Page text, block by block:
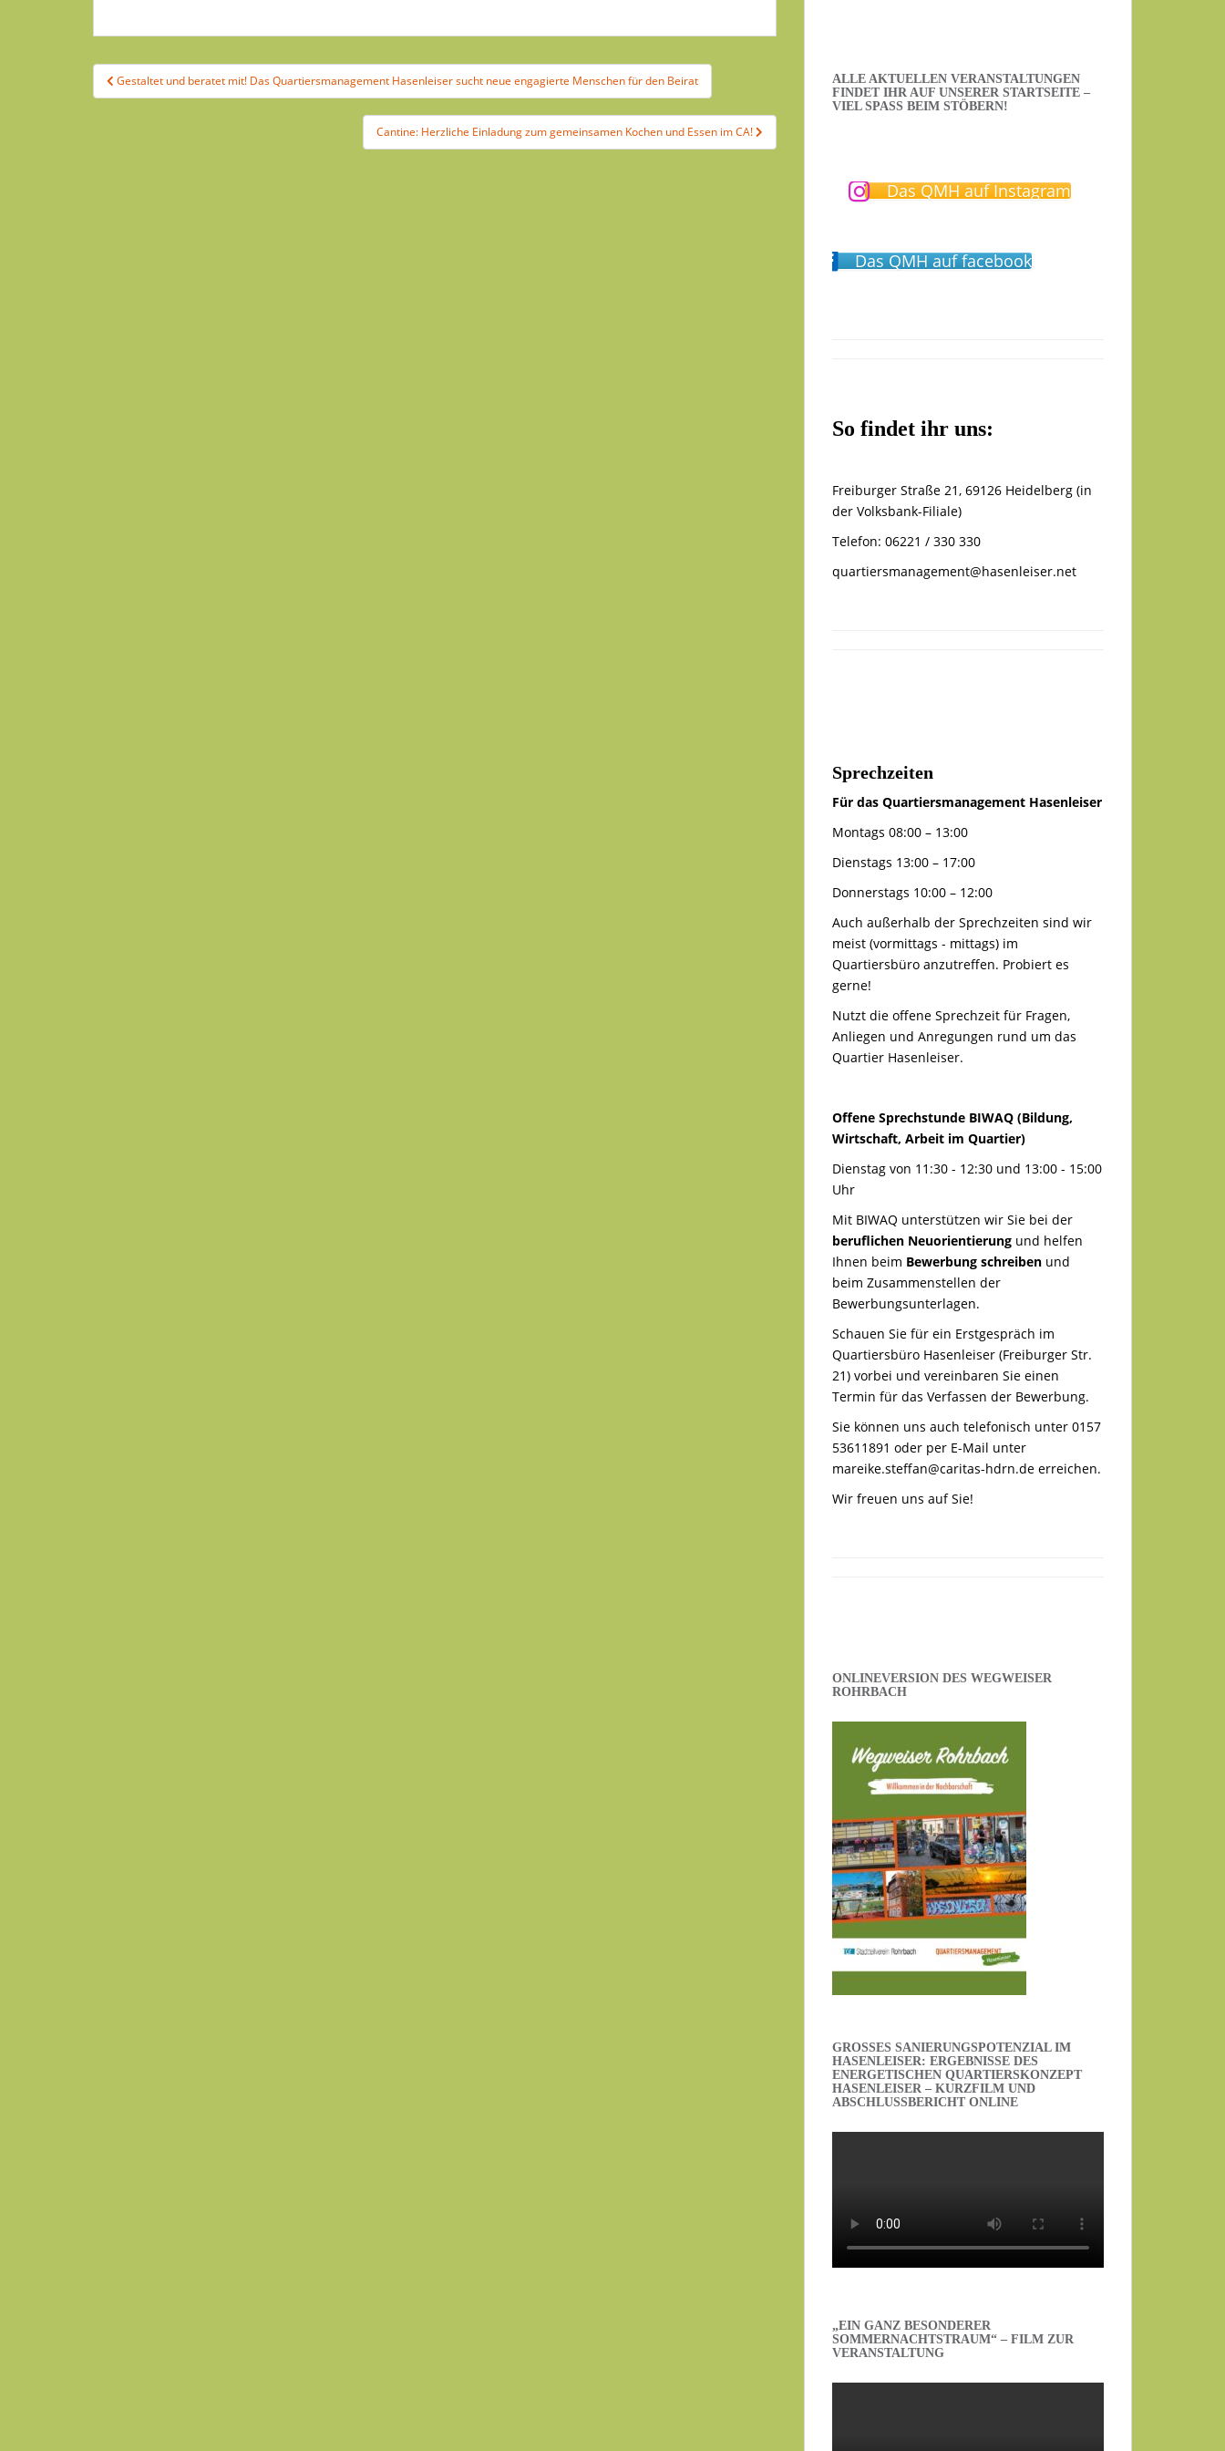
Beitragsnavigation
Gestaltet und beratet mit! Das Quartiersmanagement Hasenleiser sucht neue engagierte Menschen für den Beirat
Cantine: Herzliche Einladung zum gemeinsamen Kochen und Essen im CA!
ALLE AKTUELLEN VERANSTALTUNGEN
FINDET IHR AUF UNSERER STARTSEITE –
VIEL SPASS BEIM STÖBERN!
Das QMH auf Instagram
Das QMH auf facebook
So findet ihr uns:
Freiburger Straße 21, 69126 Heidelberg (in
der Volksbank-Filiale)
Telefon: 06221 / 330 330
quartiersmanagement@hasenleiser.net
Sprechzeiten
Für das Quartiersmanagement Hasenleiser
Montags 08:00 – 13:00
Dienstags 13:00 – 17:00
Donnerstags 10:00 – 12:00
Auch außerhalb der Sprechzeiten sind wir
meist (vormittags - mittags) im
Quartiersbüro anzutreffen. Probiert es
gerne!
Nutzt die offene Sprechzeit für Fragen,
Anliegen und Anregungen rund um das
Quartier Hasenleiser.
Offene Sprechstunde BIWAQ (Bildung,
Wirtschaft, Arbeit im Quartier)
Dienstag von 11:30 - 12:30 und 13:00 - 15:00
Uhr
Mit BIWAQ unterstützen wir Sie bei der
beruflichen Neuorientierung und helfen
Ihnen beim Bewerbung schreiben und
beim Zusammenstellen der
Bewerbungsunterlagen.
Schauen Sie für ein Erstgespräch im
Quartiersbüro Hasenleiser (Freiburger Str.
21) vorbei und vereinbaren Sie einen
Termin für das Verfassen der Bewerbung.
Sie können uns auch telefonisch unter 0157
53611891 oder per E-Mail unter
mareike.steffan@caritas-hdrn.de erreichen.
Wir freuen uns auf Sie!
ONLINEVERSION DES WEGWEISER
ROHRBACH
GROSSES SANIERUNGSPOTENZIAL IM H
ASENLEISER: ERGEBNISSE DES E
NERGETISCHEN QUARTIERSKONZEPT H
ASENLEISER – KURZFILM UND A
BSCHLUSSBERICHT ONLINE
„EIN GANZ BESONDERER
SOMMERNACHTSTRAUM“ – FILM ZUR
VERANSTALTUNG